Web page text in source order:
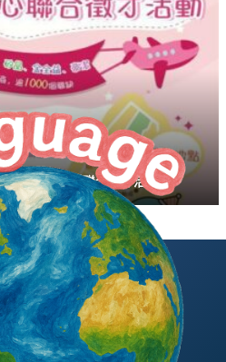
好 彰化大型聯合徵才活動